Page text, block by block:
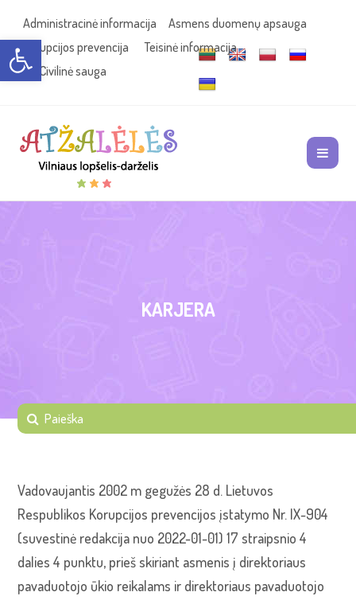
Open toolbar
Administracinė informacija
Asmens duomenų apsauga
Korupcijos prevencija
Teisinė informacija
Civilinė sauga
KARJERA
Vadovaujantis 2002 m gegužės 28 d. Lietuvos
Respublikos Korupcijos prevencijos įstatymo Nr. IX-904
(suvestinė redakcija nuo 2022-01-01) 17 straipsnio 4
dalies 4 punktu, prieš skiriant asmenis į direktoriaus
pavaduotojo ūkio reikalams ir direktoriaus pavaduotojo